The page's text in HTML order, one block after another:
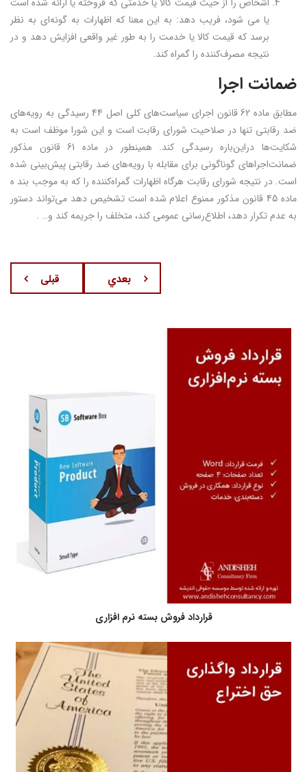
یا می شود، فریب دهد: به این معنا که اظهارات به گونه‌ای به نظر
برسد که قیمت کالا یا خدمت را به طور غیر واقعی افزایش دهد و در
نتیجه مصرف‌کننده را گمراه کند.
ضمانت اجرا
مطابق ماده 62 قانون اجرای سیاست‌های کلی اصل 44 رسیدگی به رویه‌های
ضد رقابتی تنها در صلاحیت شورای رقابت است و این شورا موظف است به
شکایت‌ها دراین‌باره رسیدگی کند. همینطور در ماده 61 قانون مذکور
ضمانت‌اجراهای گوناگونی برای مقابله با رویه‌های ضد رقابتی پیش‌بینی شده
است. در نتیجه شورای رقابت هرگاه اظهارات گمراه‌کننده را که به موجب بند ه
ماده 45 قانون مذکور ممنوع اعلام شده است تشخیص دهد می‌تواند دستور
به عدم تکرار دهد، اطلاع‌رسانی عمومی کند، متخلف را جریمه کند و… .
قبلی بعدي
قرارداد فروش بسته نرم افزاری